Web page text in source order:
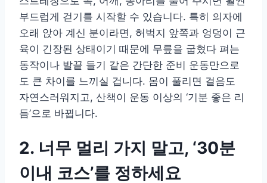
부드럽게 걷기를 시작할 수 있습니다. 특히 의자에
오래 앉아 계신 분이라면, 허벅지 앞쪽과 엉덩이 근
육이 긴장된 상태이기 때문에 무릎을 굽혔다 펴는
동작이나 발끝 들기 같은 간단한 준비 운동만으로
도 큰 차이를 느끼실 겁니다. 몸이 풀리면 걸음도
자연스러워지고, 산책이 운동 이상의 ‘기분 좋은 리
듬’으로 바뀝니다.
2. 너무 멀리 가지 말고, ‘30분
이내 코스’를 정하세요